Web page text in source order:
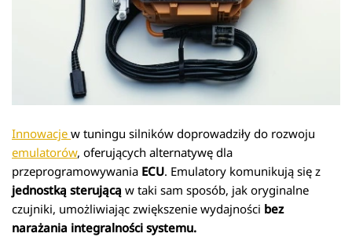
Innowacje w tuningu silników doprowadziły do rozwoju
emulatorów, oferujących alternatywę dla
przeprogramowywania ECU. Emulatory komunikują się z
jednostką sterującą w taki sam sposób, jak oryginalne
czujniki, umożliwiając zwiększenie wydajności bez
narażania integralności systemu.